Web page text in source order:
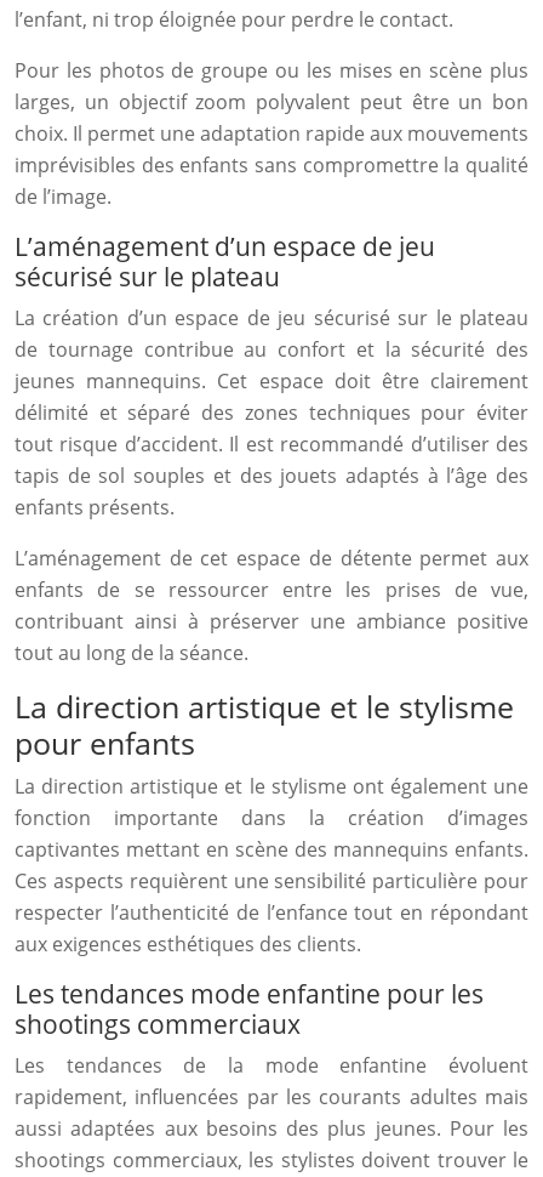
l’enfant, ni trop éloignée pour perdre le contact.
Pour les photos de groupe ou les mises en scène plus
larges, un objectif zoom polyvalent peut être un bon
choix. Il permet une adaptation rapide aux mouvements
imprévisibles des enfants sans compromettre la qualité
de l’image.
L’aménagement d’un espace de jeu
sécurisé sur le plateau
La création d’un espace de jeu sécurisé sur le plateau
de tournage contribue au confort et la sécurité des
jeunes mannequins. Cet espace doit être clairement
délimité et séparé des zones techniques pour éviter
tout risque d’accident. Il est recommandé d’utiliser des
tapis de sol souples et des jouets adaptés à l’âge des
enfants présents.
L’aménagement de cet espace de détente permet aux
enfants de se ressourcer entre les prises de vue,
contribuant ainsi à préserver une ambiance positive
tout au long de la séance.
La direction artistique et le stylisme
pour enfants
La direction artistique et le stylisme ont également une
fonction importante dans la création d’images
captivantes mettant en scène des mannequins enfants.
Ces aspects requièrent une sensibilité particulière pour
respecter l’authenticité de l’enfance tout en répondant
aux exigences esthétiques des clients.
Les tendances mode enfantine pour les
shootings commerciaux
Les tendances de la mode enfantine évoluent
rapidement, influencées par les courants adultes mais
aussi adaptées aux besoins des plus jeunes. Pour les
shootings commerciaux, les stylistes doivent trouver le